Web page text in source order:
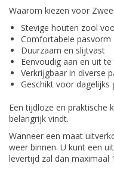
Waarom kiezen voor
Stevige houten zool
Comfortabele pasvorm
Duurzaam en slijtvast
Eenvoudig aan en uit te
Verkrijgbaar in diverse
Geschikt voor dagelijks
Een tijdloze en praktische
belangrijk vindt.
Wanneer een maat
weer binnen. U kunt een
levertijd zal dan maximaal